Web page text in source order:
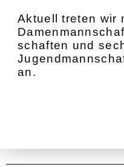
Aktuell treten wir
schaften und
an.